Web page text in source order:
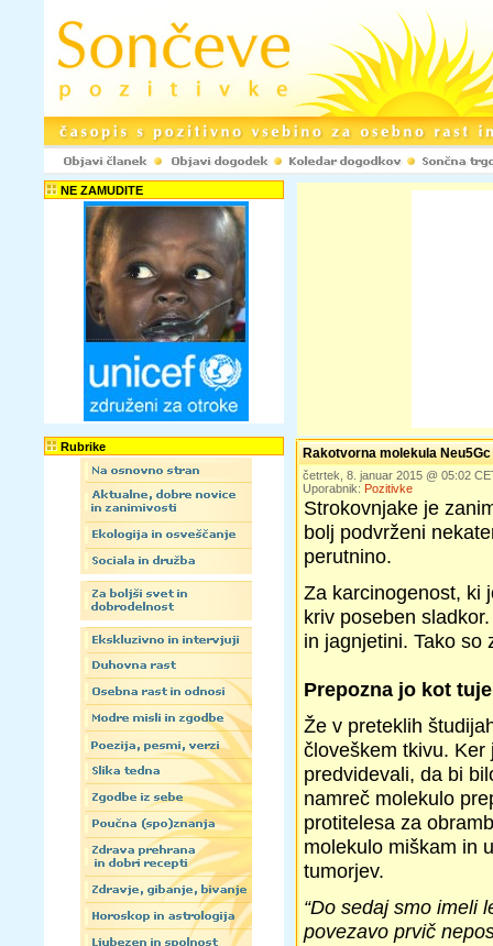
NE ZAMUDITE
Rubrike Rakotvorna molekula Neu5Gc
četrtek, 8. januar 2015 @ 05:02
Uporabnik: Pozitivke
Strokovnjake je
bolj podvrženi
perutnino.
Za karcinogenost, ki
kriv poseben
in jagnjetini. Tako so
Prepozna jo kot
Že v preteklih
človeškem tkivu.
predvidevali, da bi
namreč molekulo
protitelesa za
molekulo miškam in
tumorjev.
“Do sedaj smo imeli
povezavo prvič